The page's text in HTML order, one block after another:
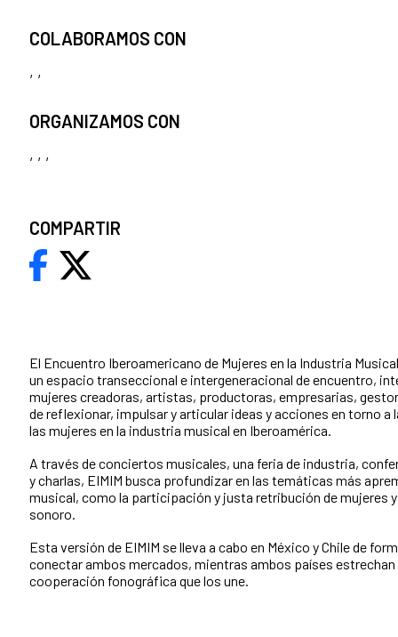
El Encuentro Iberoamericano de Mujeres en la Industria
un espacio transeccional e intergeneracional de encuentro,
mujeres creadoras, artistas, productoras, empresarias,
de reflexionar, impulsar y articular ideas y acciones en torno a
las mujeres en la industria musical en Iberoamérica.
A través de conciertos musicales, una feria de industria,
y charlas, EIMIM busca profundizar en las temáticas más
musical, como la participación y justa retribución de mujeres
sonoro.
Esta versión de EIMIM se lleva a cabo en México y Chile de
conectar ambos mercados, mientras ambos países estrechan
cooperación fonográfica que los une.
COLABORAMOS CON
, ,
ORGANIZAMOS CON
, , ,
COMPARTIR